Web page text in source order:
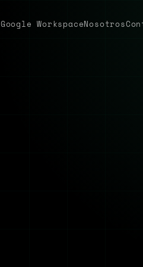
Google WorkspaceNosotros